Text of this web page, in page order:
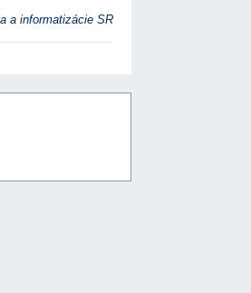
a informatizácie SR